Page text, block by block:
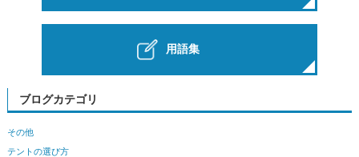
用語集
ブログカテゴリ
その他
テントの選び方